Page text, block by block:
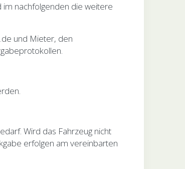
nachfolgenden die weitere
und Mieter, den
das Fahrzeug nicht
erfolgen am vereinbarten